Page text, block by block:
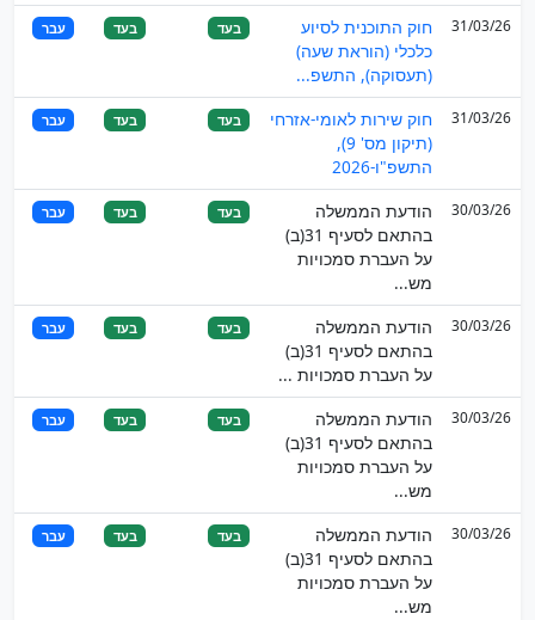
31/03/26
חוק התוכנית לסיוע
כלכלי (הוראת שעה)
(תעסוקה), התשפ...
בעד בעד עבר
31/03/26
חוק שירות לאומי-אזרחי
(תיקון מס' 9),
התשפ"ו-2026
בעד בעד עבר
30/03/26
הודעת הממשלה
בהתאם לסעיף 31(ב)
על העברת סמכויות
מש...
בעד בעד עבר
30/03/26
הודעת הממשלה
בהתאם לסעיף 31(ב)
על העברת סמכויות ...
בעד בעד עבר
30/03/26
הודעת הממשלה
בהתאם לסעיף 31(ב)
על העברת סמכויות
מש...
בעד בעד עבר
30/03/26
הודעת הממשלה
בהתאם לסעיף 31(ב)
על העברת סמכויות
מש...
בעד בעד עבר